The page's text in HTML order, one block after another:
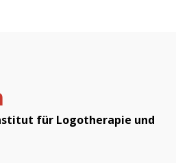
für Logotherapie und